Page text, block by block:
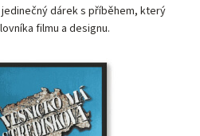
dárek s příběhem, který
filmu a designu.